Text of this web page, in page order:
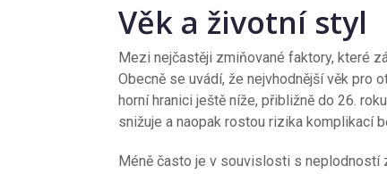
Věk a životní styl
Mezi nejčastěji zmiňované faktory, které
Obecně se uvádí, že nejvhodnější věk pro
horní hranici ještě níže, přibližně do 26.
snižuje a naopak rostou rizika komplikací
Méně často je v souvislosti s neplodností